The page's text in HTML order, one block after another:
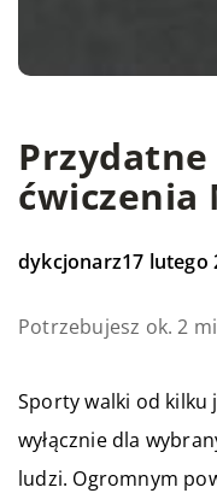
ćwiczenia
dykcjonarz17 lutego
Potrzebujesz ok. 2
Sporty walki od kilku
wyłącznie dla
ludzi. Ogromnym